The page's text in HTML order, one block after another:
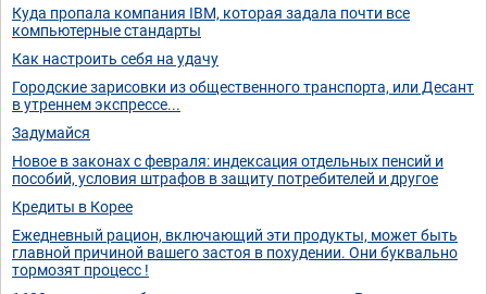
Куда пропала компания IBM, которая задала почти все
компьютерные стандарты
Как настроить себя на удачу
Городские зарисовки из общественного транспорта, или Десант
в утреннем экспрессе...
Задумайся
Новое в законах с февраля: индексация отдельных пенсий и
пособий, условия штрафов в защиту потребителей и другое
Кредиты в Корее
Ежедневный рацион, включающий эти продукты, может быть
главной причиной вашего застоя в похудении. Они буквально
тормозят процесс !